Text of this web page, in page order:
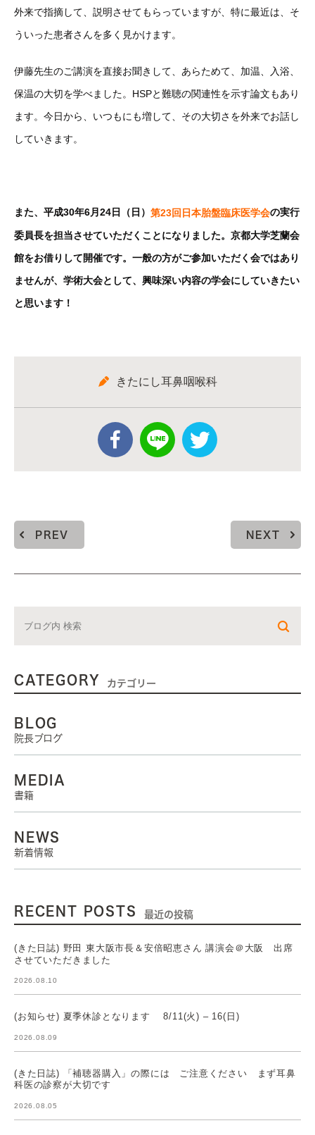
外来で指摘して、説明させてもらっていますが、特に最近は、そ
ういった患者さんを多く見かけます。
伊藤先生のご講演を直接お聞きして、あらためて、加温、入浴、
保温の大切を学べました。HSPと難聴の関連性を示す論文もあり
ます。今日から、いつもにも増して、その大切さを外来でお話し
していきます。
また、平成30年6月24日（日） 第23回日本胎盤臨床医学会の実行
委員長を担当させていただくことになりました。京都大学芝蘭会
館をお借りして開催です。一般の方がご参加いただく会ではあり
ませんが、学術大会として、興味深い内容の学会にしていきたい
と思います！
きたにし耳鼻咽喉科
PREV NEXT
CATEGORY カテゴリー
BLOG
院長ブログ
MEDIA
書籍
NEWS
新着情報
RECENT POSTS 最近の投稿
(きた日誌) 野田 東大阪市長＆安倍昭恵さん 講演会＠大阪 出席
させていただきました
2026.08.10
(お知らせ) 夏季休診となります 8/11(火) – 16(日)
2026.08.09
(きた日誌) 「補聴器購入」の際には ご注意ください まず耳鼻
科医の診察が大切です
2026.08.05